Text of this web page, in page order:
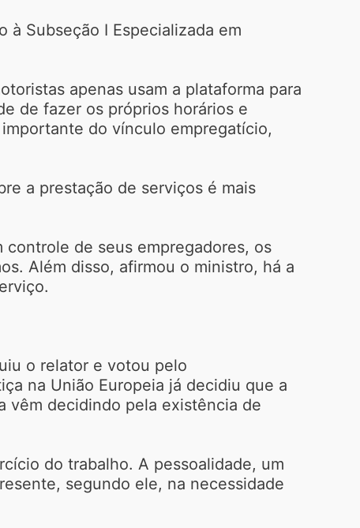
Subseção I Especializada em
apenas usam a plataforma para
de fazer os próprios horários e
do vínculo empregatício,
a prestação de serviços é mais
de seus empregadores, os
Além disso, afirmou o ministro, há a
o relator e votou pelo
na União Europeia já decidiu que a
vêm decidindo pela existência de
do trabalho. A pessoalidade, um
segundo ele, na necessidade